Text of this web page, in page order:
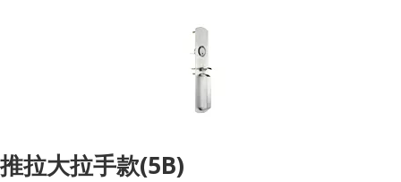
推拉大拉手款(5B)